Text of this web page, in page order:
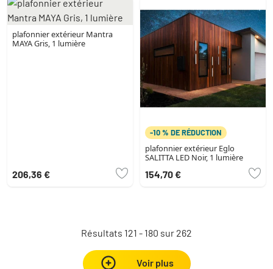
plafonnier extérieur Mantra
MAYA Gris, 1 lumière
206,36 €
-10 % DE RÉDUCTION
plafonnier extérieur Eglo
SALITTA LED Noir, 1 lumière
154,70 €
Résultats 121 - 180 sur 262
Voir plus